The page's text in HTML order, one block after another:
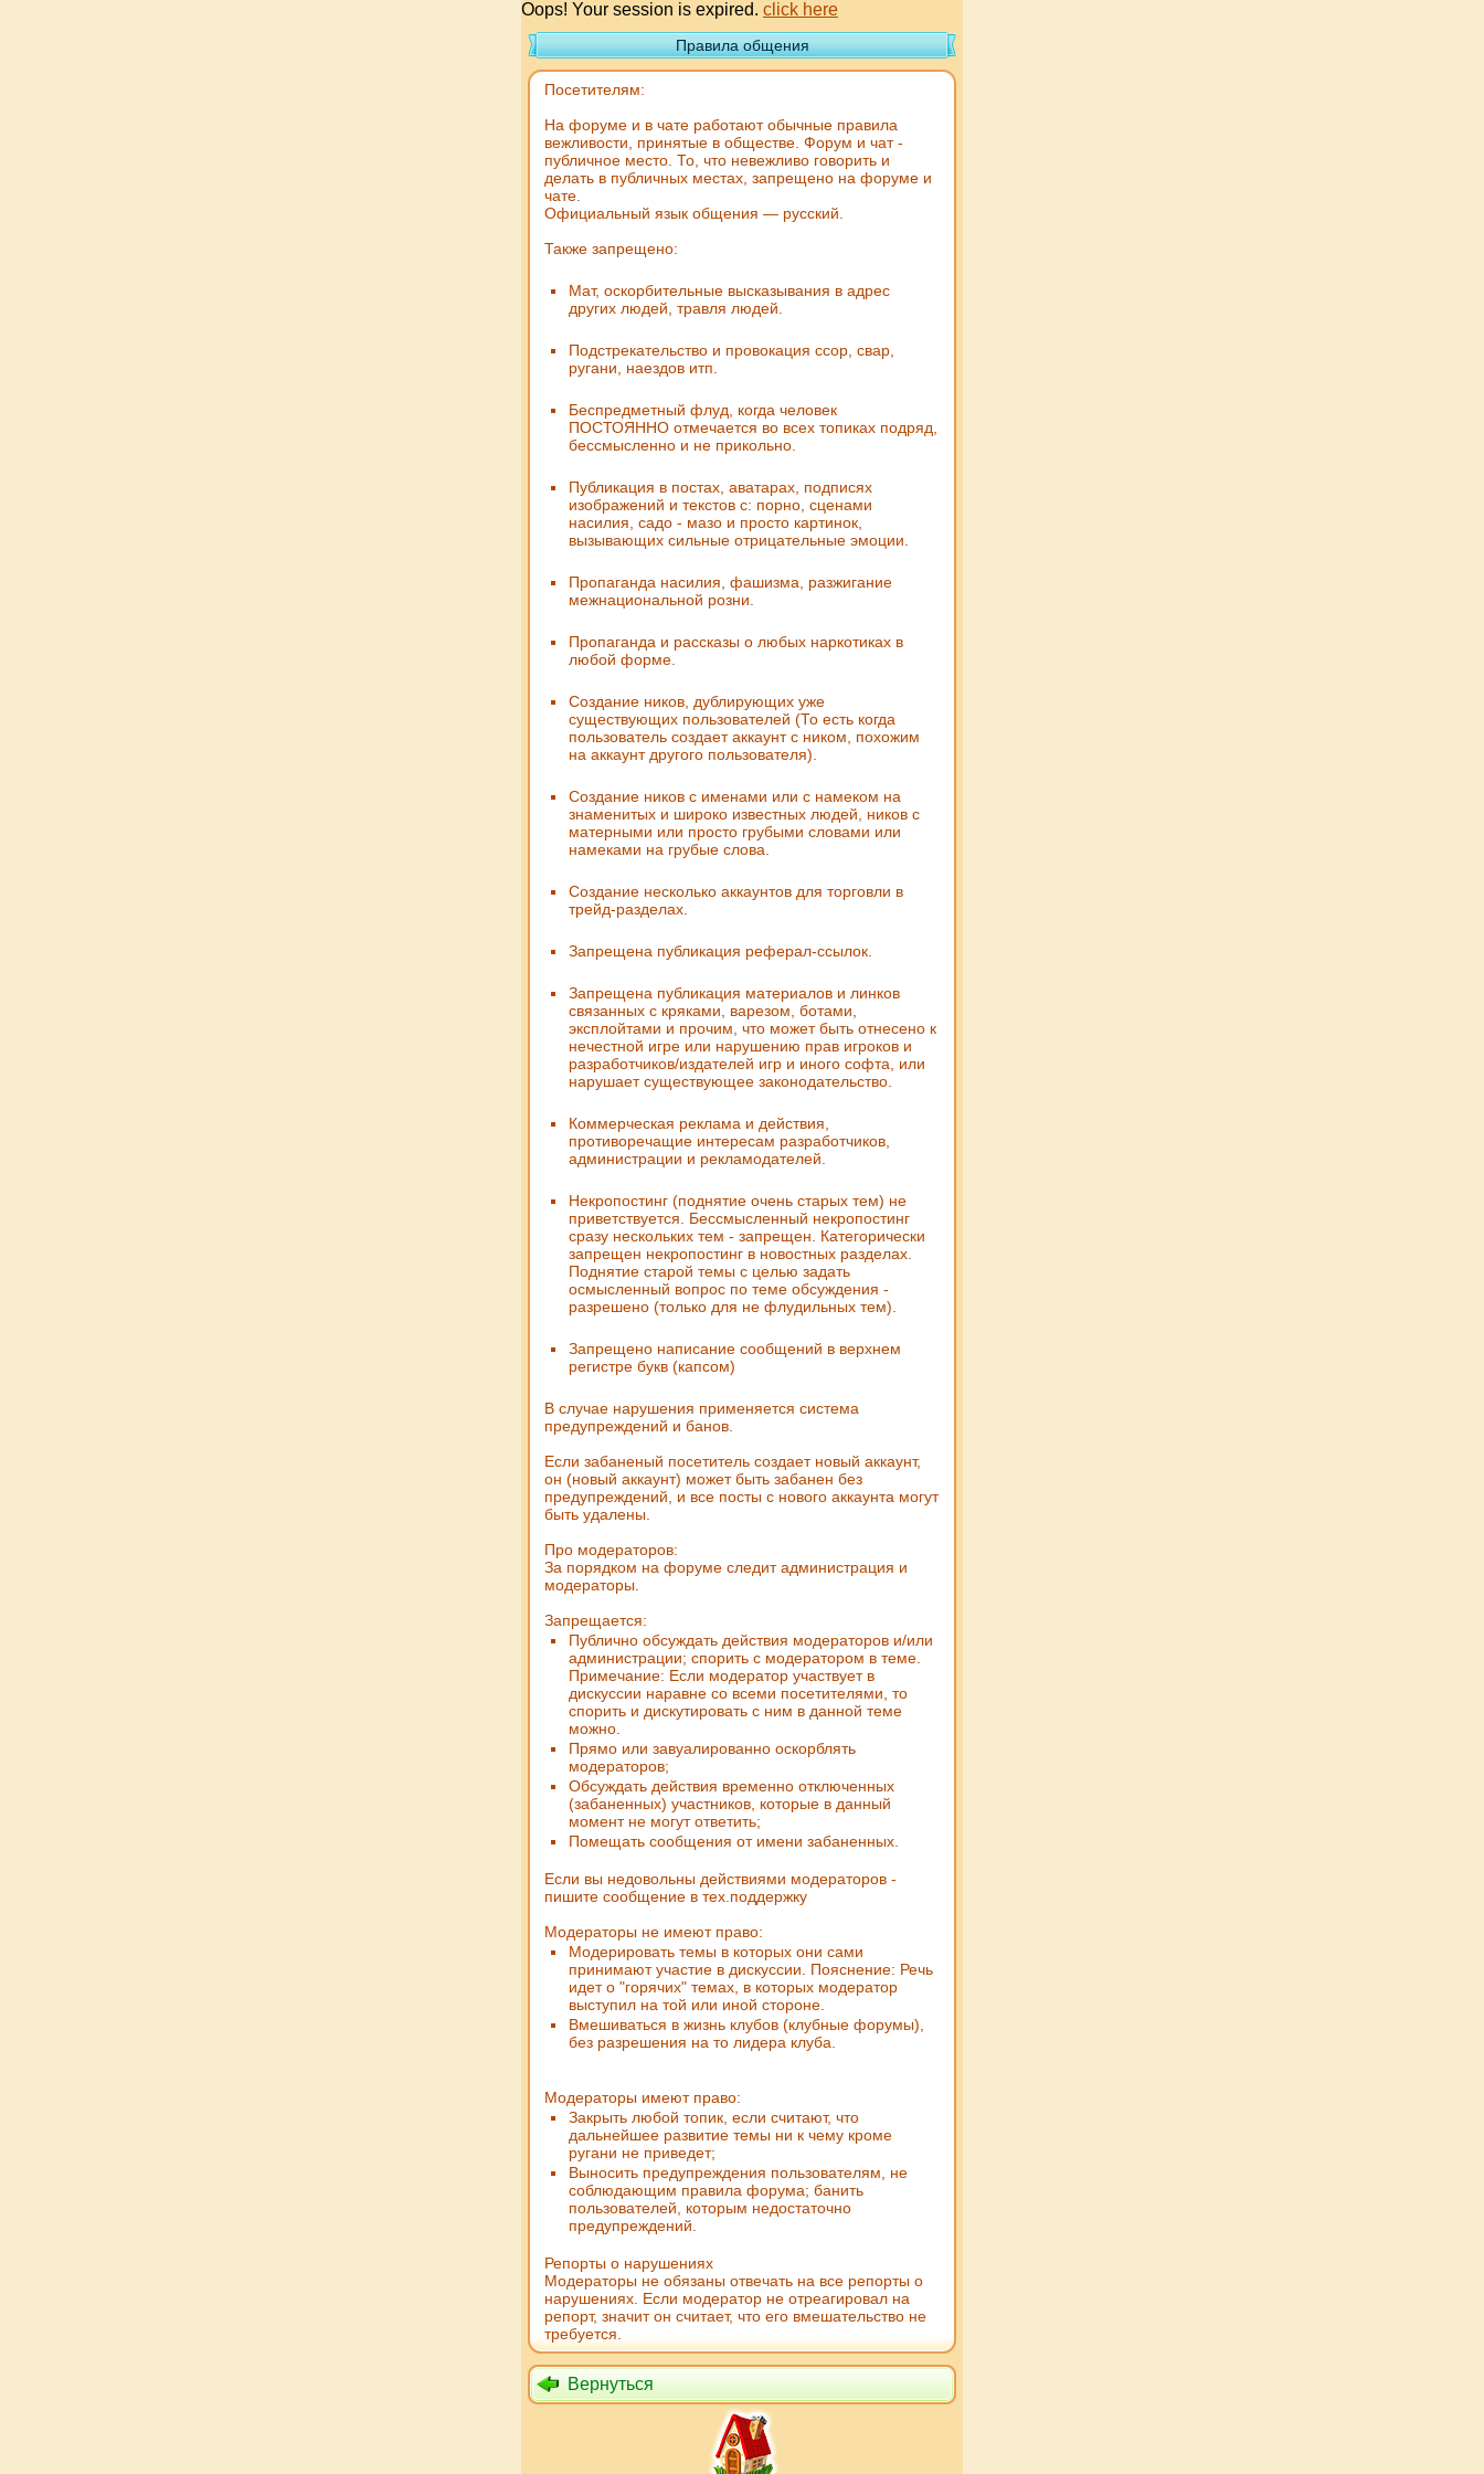
Oops! Your session is expired. click here
Правила общения
Посетителям:
На форуме и в чате работают обычные правила
вежливости, принятые в обществе. Форум и чат -
публичное место. То, что невежливо говорить и
делать в публичных местах, запрещено на форуме и
чате.
Официальный язык общения — русский.
Также запрещено:
Мат, оскорбительные высказывания в адрес
других людей, травля людей.
Подстрекательство и провокация ссор, свар,
ругани, наездов итп.
Беспредметный флуд, когда человек
ПОСТОЯННО отмечается во всех топиках подряд,
бессмысленно и не прикольно.
Публикация в постах, аватарах, подписях
изображений и текстов с: порно, сценами
насилия, садо - мазо и просто картинок,
вызывающих сильные отрицательные эмоции.
Пропаганда насилия, фашизма, разжигание
межнациональной розни.
Пропаганда и рассказы о любых наркотиках в
любой форме.
Создание ников, дублирующих уже
существующих пользователей (То есть когда
пользователь создает аккаунт с ником, похожим
на аккаунт другого пользователя).
Создание ников с именами или с намеком на
знаменитых и широко известных людей, ников с
матерными или просто грубыми словами или
намеками на грубые слова.
Создание несколько аккаунтов для торговли в
трейд-разделах.
Запрещена публикация реферал-ссылок.
Запрещена публикация материалов и линков
связанных с кряками, варезом, ботами,
эксплойтами и прочим, что может быть отнесено к
нечестной игре или нарушению прав игроков и
разработчиков/издателей игр и иного софта, или
нарушает существующее законодательство.
Коммерческая реклама и действия,
противоречащие интересам разработчиков,
администрации и рекламодателей.
Некропостинг (поднятие очень старых тем) не
приветствуется. Бессмысленный некропостинг
сразу нескольких тем - запрещен. Категорически
запрещен некропостинг в новостных разделах.
Поднятие старой темы с целью задать
осмысленный вопрос по теме обсуждения -
разрешено (только для не флудильных тем).
Запрещено написание сообщений в верхнем
регистре букв (капсом)
В случае нарушения применяется система
предупреждений и банов.
Если забаненый посетитель создает новый аккаунт,
он (новый аккаунт) может быть забанен без
предупреждений, и все посты с нового аккаунта могут
быть удалены.
Про модераторов:
За порядком на форуме следит администрация и
модераторы.
Запрещается:
Публично обсуждать действия модераторов и/или
администрации; спорить с модератором в теме.
Примечание: Если модератор участвует в
дискуссии наравне со всеми посетителями, то
спорить и дискутировать с ним в данной теме
можно.
Прямо или завуалированно оскорблять
модераторов;
Обсуждать действия временно отключенных
(забаненных) участников, которые в данный
момент не могут ответить;
Помещать сообщения от имени забаненных.
Если вы недовольны действиями модераторов -
пишите сообщение в тех.поддержку
Модераторы не имеют право:
Модерировать темы в которых они сами
принимают участие в дискуссии. Пояснение: Речь
идет о "горячих" темах, в которых модератор
выступил на той или иной стороне.
Вмешиваться в жизнь клубов (клубные форумы),
без разрешения на то лидера клуба.
Модераторы имеют право:
Закрыть любой топик, если считают, что
дальнейшее развитие темы ни к чему кроме
ругани не приведет;
Выносить предупреждения пользователям, не
соблюдающим правила форума; банить
пользователей, которым недостаточно
предупреждений.
Репорты о нарушениях
Модераторы не обязаны отвечать на все репорты о
нарушениях. Если модератор не отреагировал на
репорт, значит он считает, что его вмешательство не
требуется.
Вернуться